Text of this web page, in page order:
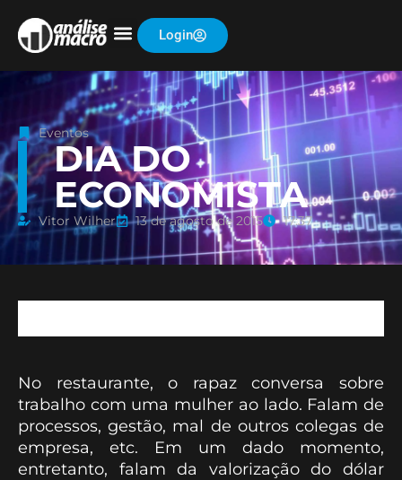
Login
Eventos
DIA DO
ECONOMISTA
Vitor Wilher 13 de agosto de 2015 17:37
No restaurante, o rapaz conversa sobre
trabalho com uma mulher ao lado. Falam de
processos, gestão, mal de outros colegas de
empresa, etc. Em um dado momento,
entretanto, falam da valorização do dólar